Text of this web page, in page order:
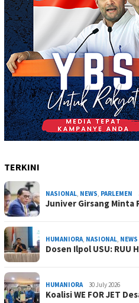
TERKINI
NASIONAL, NEWS, PARLEMEN
Juniver Girsang Minta
HUMANIORA, NASIONAL, NEWS
Dosen Ilpol USU: RUU
HUMANIORA 30 July 2026
Koalisi WE FOR JET